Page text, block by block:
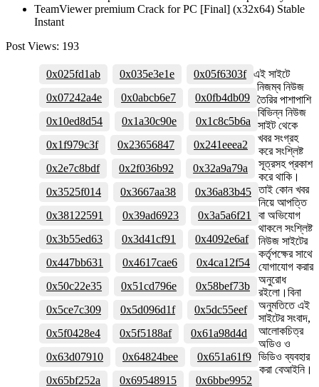
TeamViewer premium Crack for PC [Final] (x32x64) Stable
Instant
Post Views: 193
0x025fd1ab 0x035e3e1e
0x05f6303f
0x07242a4e
0x0abcb6e7
0x0fb4db09
0x10ed8d54
0x1a30c90e
0x1c8c5b6a
0x1f979c3f
0x23656847
0x241eeea2
0x2e7c8bdf
0x2f036b92
0x32a9a79a
0x3525f014
0x3667aa38
0x36a83b45
0x38122591
0x39ad6923
0x3a5a6f21
0x3b55ed63
0x3d41cf91
0x4092e6af
0x447bb631
0x4617cae6
0x4ca12f54
0x50c22e35
0x51cd796e
0x58bef73b
0x5ce7c309
0x5d096d1f
0x5dc55eef
0x5f0428e4
0x5f5188af
0x61a98d4d
0x63d07910
0x64824bee
0x651a61f9
0x65bf252a
0x69548915
0x6bbe9952
এই সাইটে
নিজম্ব নিউজ
তৈরির পাশাপাশি
বিভিন্ন নিউজ
সাইট থেকে
খবর সংগ্রহ
করে সংশ্লিষ্ট
সূত্রসহ প্রকাশ
করে থাকি।
তাই কোন খবর
নিয়ে আপত্তি
বা অভিযোগ
থাকলে সংশ্লিষ্ট
নিউজ সাইটের
কর্তৃপক্ষের সাথে
যোগাযোগ করার
অনুরোধ
রইলো।বিনা
অনুমতিতে এই
সাইটের সংবাদ,
আলোকচিত্র
অডিও ও
ভিডিও ব্যবহার
করা বেআইনি।